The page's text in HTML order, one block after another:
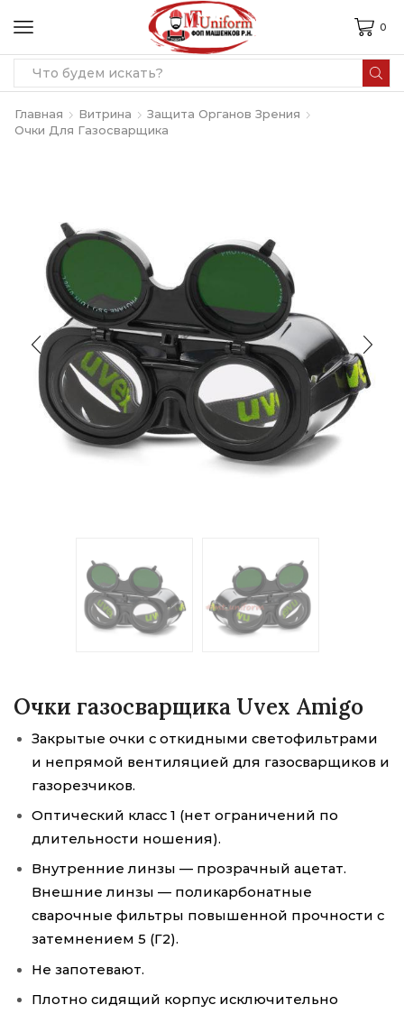
0
Главная Витрина
Защита Органов Зрения
Очки Для Газосварщика
Очки газосварщика Uvex Amigo
Закрытые очки с откидными светофильтрами
и непрямой вентиляцией для газосварщиков и
газорезчиков.
Оптический класс 1 (нет ограничений по
длительности ношения).
Внутренние линзы — прозрачный ацетат.
Внешние линзы — поликарбонатные
сварочные фильтры повышенной прочности с
затемнением 5 (Г2).
Не запотевают.
Плотно сидящий корпус исключительно